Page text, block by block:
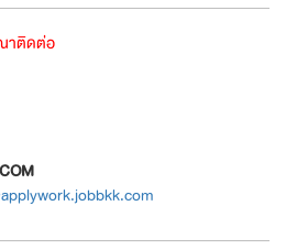
าติดต่อ